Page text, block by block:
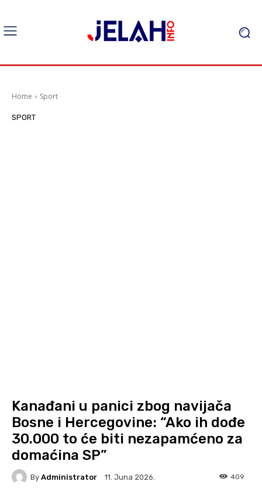
Home Sport
SPORT
Kanađani u panici zbog navijača
Bosne i Hercegovine: “Ako ih dođe
30.000 to će biti nezapamćeno za
domaćina SP”
By Administrator 11. Juna 2026. 409